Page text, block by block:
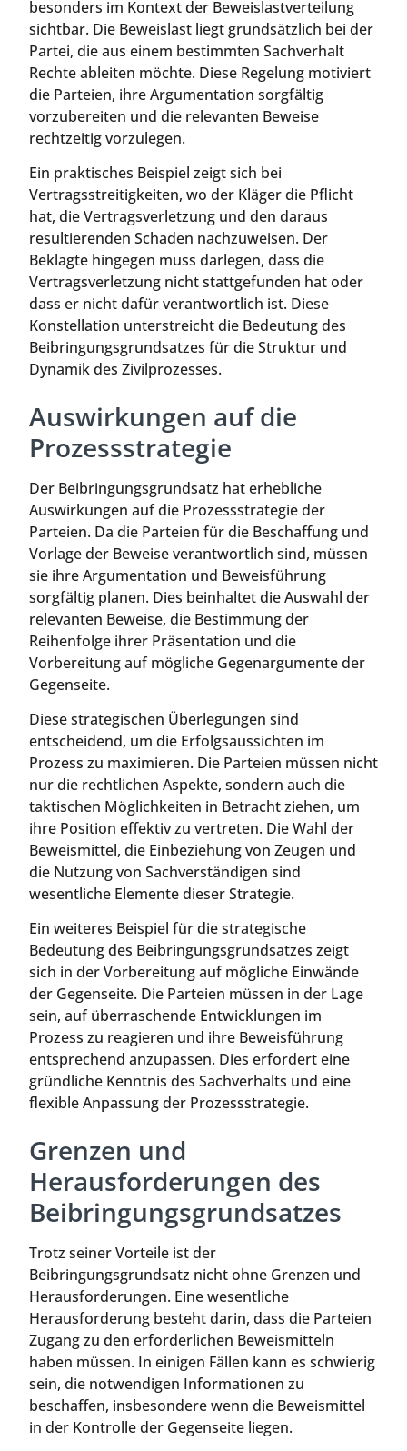
besonders im Kontext der Beweislastverteilung
sichtbar. Die Beweislast liegt grundsätzlich bei der
Partei, die aus einem bestimmten Sachverhalt
Rechte ableiten möchte. Diese Regelung motiviert
die Parteien, ihre Argumentation sorgfältig
vorzubereiten und die relevanten Beweise
rechtzeitig vorzulegen.
Ein praktisches Beispiel zeigt sich bei
Vertragsstreitigkeiten, wo der Kläger die Pflicht
hat, die Vertragsverletzung und den daraus
resultierenden Schaden nachzuweisen. Der
Beklagte hingegen muss darlegen, dass die
Vertragsverletzung nicht stattgefunden hat oder
dass er nicht dafür verantwortlich ist. Diese
Konstellation unterstreicht die Bedeutung des
Beibringungsgrundsatzes für die Struktur und
Dynamik des Zivilprozesses.
Auswirkungen auf die
Prozessstrategie
Der Beibringungsgrundsatz hat erhebliche
Auswirkungen auf die Prozessstrategie der
Parteien. Da die Parteien für die Beschaffung und
Vorlage der Beweise verantwortlich sind, müssen
sie ihre Argumentation und Beweisführung
sorgfältig planen. Dies beinhaltet die Auswahl der
relevanten Beweise, die Bestimmung der
Reihenfolge ihrer Präsentation und die
Vorbereitung auf mögliche Gegenargumente der
Gegenseite.
Diese strategischen Überlegungen sind
entscheidend, um die Erfolgsaussichten im
Prozess zu maximieren. Die Parteien müssen nicht
nur die rechtlichen Aspekte, sondern auch die
taktischen Möglichkeiten in Betracht ziehen, um
ihre Position effektiv zu vertreten. Die Wahl der
Beweismittel, die Einbeziehung von Zeugen und
die Nutzung von Sachverständigen sind
wesentliche Elemente dieser Strategie.
Ein weiteres Beispiel für die strategische
Bedeutung des Beibringungsgrundsatzes zeigt
sich in der Vorbereitung auf mögliche Einwände
der Gegenseite. Die Parteien müssen in der Lage
sein, auf überraschende Entwicklungen im
Prozess zu reagieren und ihre Beweisführung
entsprechend anzupassen. Dies erfordert eine
gründliche Kenntnis des Sachverhalts und eine
flexible Anpassung der Prozessstrategie.
Grenzen und
Herausforderungen des
Beibringungsgrundsatzes
Trotz seiner Vorteile ist der
Beibringungsgrundsatz nicht ohne Grenzen und
Herausforderungen. Eine wesentliche
Herausforderung besteht darin, dass die Parteien
Zugang zu den erforderlichen Beweismitteln
haben müssen. In einigen Fällen kann es schwierig
sein, die notwendigen Informationen zu
beschaffen, insbesondere wenn die Beweismittel
in der Kontrolle der Gegenseite liegen.